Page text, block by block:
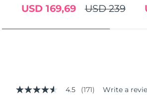
USD 239
USD 169,69
4.5
4.5 (171) Write a